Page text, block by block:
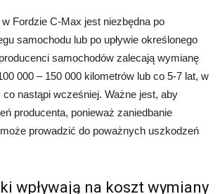
Fordzie C-Max jest niezbędna po
samochodu lub po upływie określonego
samochodów zalecają wymianę
000 – 150 000 kilometrów lub co 5-7 lat, w
nastąpi wcześniej. Ważne jest, aby
producenta, ponieważ zaniedbanie
prowadzić do poważnych uszkodzeń
wpływają na koszt wymiany